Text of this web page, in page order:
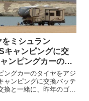
をミシュラン
キャンピングに交
ンピングカーの乗
を改善する方法
ングカーのタイヤをアジ
ャンピングに交換バッテ
換と一緒に、昨年のゴー